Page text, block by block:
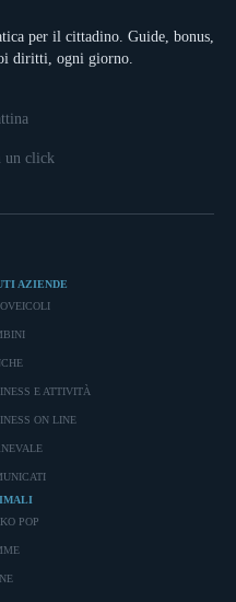
per il cittadino. Guide, bonus,
diritti, ogni giorno.
un click
AZIENDE
E ATTIVITÀ
ON LINE
POP